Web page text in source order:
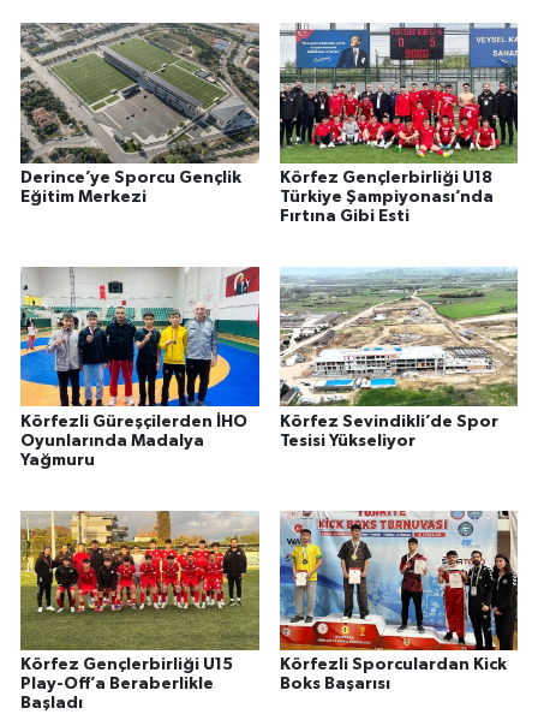
Derince’ye Sporcu Gençlik
Eğitim Merkezi
Körfez Gençlerbirliği U18
Türkiye Şampiyonası’nda
Fırtına Gibi Esti
Körfezli Güreşçilerden İHO
Oyunlarında Madalya
Yağmuru
Körfez Sevindikli’de Spor
Tesisi Yükseliyor
Körfez Gençlerbirliği U15
Play-Off’a Beraberlikle
Başladı
Körfezli Sporculardan Kick
Boks Başarısı